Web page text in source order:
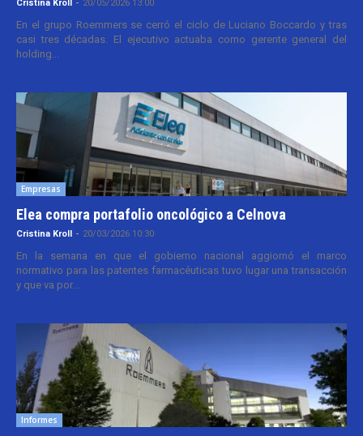
Cristina Kroll - 20/05/2026 13:00
En el grupo Roemmers se cerró el ciclo de Luciano Boccardo y tras
casi tres décadas. El ejecutivo actuaba como gerente general del
holding...
Empresas
Elea compra portafolio oncológico a Celnova
Cristina Kroll - 20/03/2026 10:30
En la semana en que el gobierno nacional aggiornó el marco
normativo para las patentes farmacéuticas tuvo lugar una transacción
y que va por...
Informes